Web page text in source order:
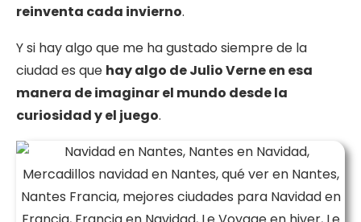
reinventa cada invierno.
Y si hay algo que me ha gustado siempre de la
ciudad es que hay algo de Julio Verne en esa
manera de imaginar el mundo desde la
curiosidad y el juego.